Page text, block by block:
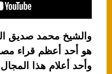
والشيخ محمد صديق
وأحد أعلام هذا